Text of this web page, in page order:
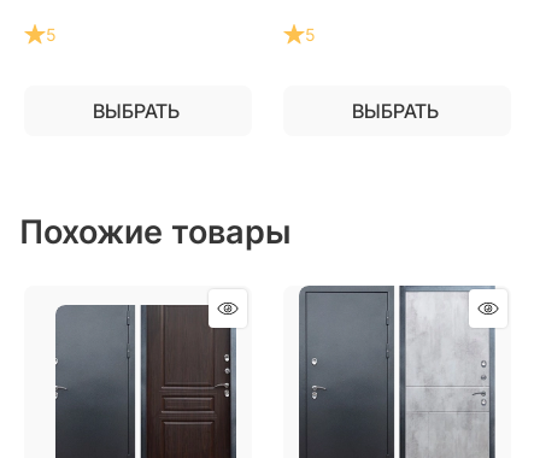
дома и дачи
5
ВЫБРАТЬ
загородного дома и дачи
5
ВЫБРАТЬ
Похожие товары